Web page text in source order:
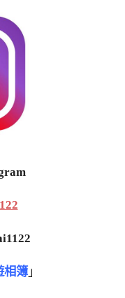
相簿 」